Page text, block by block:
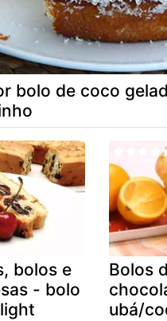
bolo de coco
bolos e
- bolo
Bolos
ubá/